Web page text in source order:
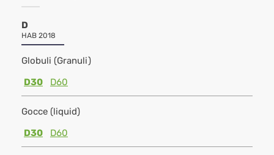
D
HAB 2018
Globuli (Granuli)
D30
D60
Gocce (liquid)
D30
D60